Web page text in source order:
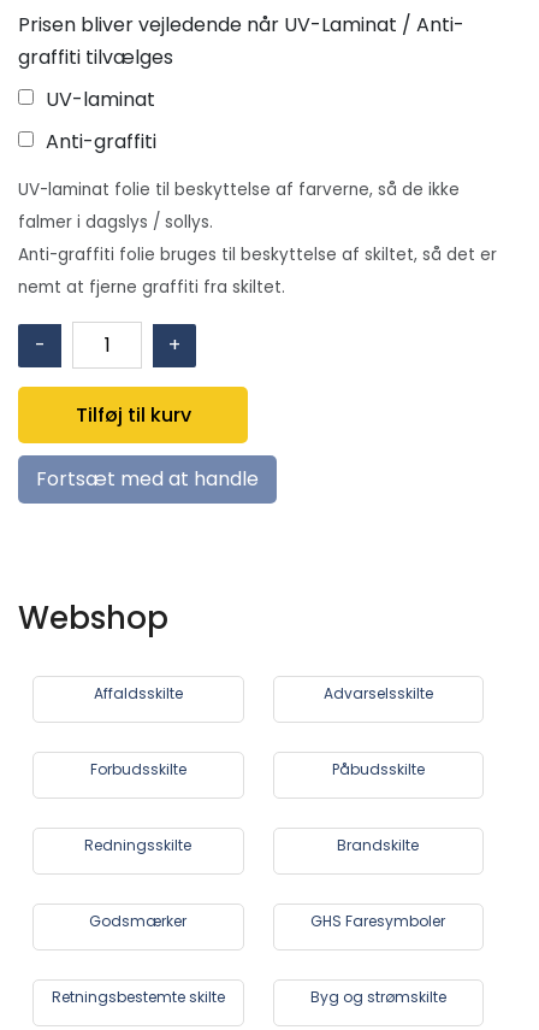
Prisen bliver vejledende når UV-Laminat / Anti-
graffiti tilvælges
UV-laminat
Anti-graffiti
UV-laminat folie til beskyttelse af farverne, så de ikke
falmer i dagslys / sollys.
Anti-graffiti folie bruges til beskyttelse af skiltet, så det er
nemt at fjerne graffiti fra skiltet.
-
Jord
(valgfri
tekst)
+
Tilføj til kurv
Fortsæt med at handle
Webshop
Affaldsskilte Advarselsskilte
Forbudsskilte Påbudsskilte
Redningsskilte Brandskilte
Godsmærker GHS Faresymboler
Retningsbestemte skilte Byg og strømskilte